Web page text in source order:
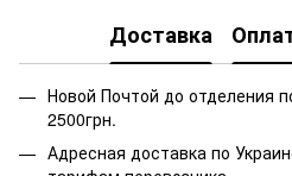
Доставка
Новой Почтой до отделения
2500грн.
Адресная доставка по